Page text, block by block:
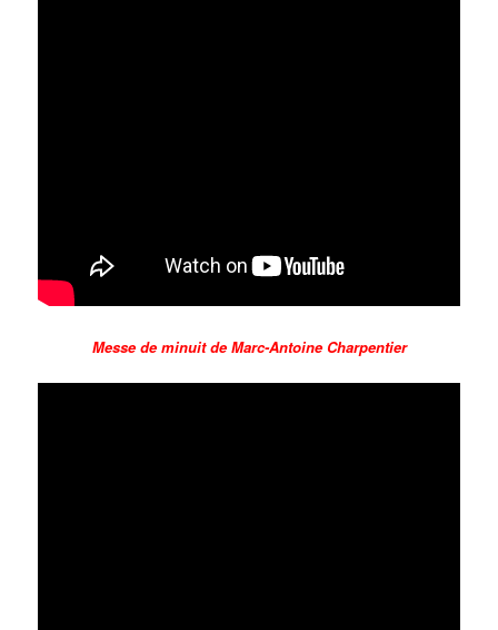
Messe de minuit de Marc-Antoine Charpentier